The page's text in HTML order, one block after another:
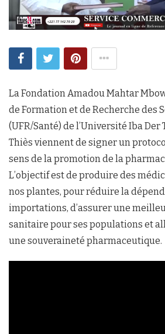
La Fondation Amadou Mahtar
de Formation et de Recherche des
(UFR/Santé) de l’Université Iba Der
Thiès viennent de signer un
sens de la promotion de la
L’objectif est de produire des
nos plantes, pour réduire la
importations, d’assurer une
sanitaire pour ses populations et
une souveraineté pharmaceutique.